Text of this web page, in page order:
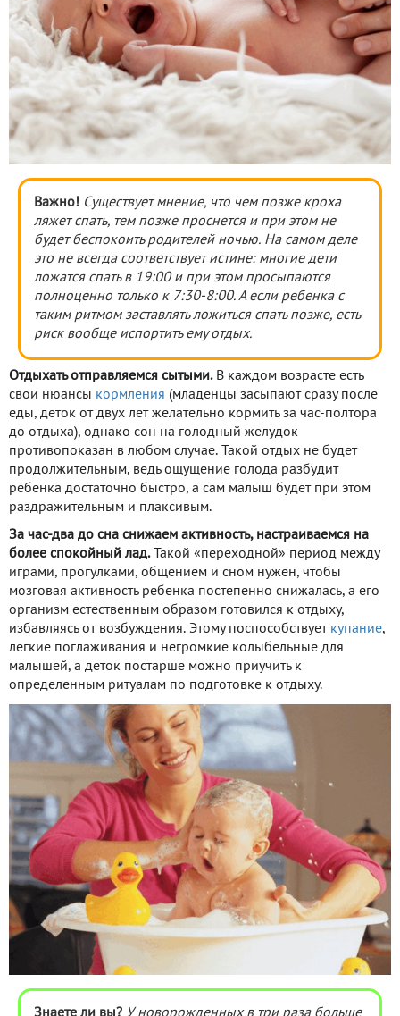
Важно! Существует мнение, что чем позже кроха
ляжет спать, тем позже проснется и при этом не
будет беспокоить родителей ночью. На самом деле
это не всегда соответствует истине: многие дети
ложатся спать в 19:00 и при этом просыпаются
полноценно только к 7:30-8:00. А если ребенка с
таким ритмом заставлять ложиться спать позже, есть
риск вообще испортить ему отдых.
Отдыхать отправляемся сытыми. В каждом возрасте есть
свои нюансы кормления (младенцы засыпают сразу после
еды, деток от двух лет желательно кормить за час-полтора
до отдыха), однако сон на голодный желудок
противопоказан в любом случае. Такой отдых не будет
продолжительным, ведь ощущение голода разбудит
ребенка достаточно быстро, а сам малыш будет при этом
раздражительным и плаксивым.
За час-два до сна снижаем активность, настраиваемся на
более спокойный лад.
Такой «переходной» период между
играми, прогулками, общением и сном нужен, чтобы
мозговая активность ребенка постепенно снижалась, а его
организм естественным образом готовился к отдыху,
избавляясь от возбуждения. Этому поспособствует купание,
легкие поглаживания и негромкие колыбельные для
малышей, а деток постарше можно приучить к
определенным ритуалам по подготовке к отдыху.
Знаете ли вы? У новорожденных в три раза больше